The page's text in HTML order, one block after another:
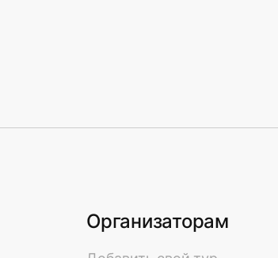
Организаторам